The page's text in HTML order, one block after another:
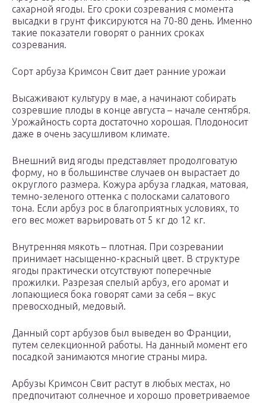
сахарной ягоды. Его сроки созревания с момента
высадки в грунт фиксируются на 70-80 день. Именно
такие показатели говорят о ранних сроках
созревания.
Сорт арбуза Кримсон Свит дает ранние урожаи
Высаживают культуру в мае, а начинают собирать
созревшие плоды в конце августа – начале сентября.
Урожайность сорта достаточно хорошая. Плодоносит
даже в очень засушливом климате.
Внешний вид ягоды представляет продолговатую
форму, но в большинстве случаев он вырастает до
округлого размера. Кожура арбуза гладкая, матовая,
темно-зеленого оттенка с полосками салатового
тона. Если арбуз рос в благоприятных условиях, то
его вес может варьировать от 5 кг до 12 кг.
Внутренняя мякоть – плотная. При созревании
принимает насыщенно-красный цвет. В структуре
ягоды практически отсутствуют поперечные
прожилки. Разрезая спелый арбуз, его аромат и
лопающиеся бока говорят сами за себя – вкус
превосходный, медовый.
Данный сорт арбузов был выведен во Франции,
путем селекционной работы. На данный момент его
посадкой занимаются многие страны мира.
Арбузы Кримсон Свит растут в любых местах, но
предпочитают солнечное и хорошо проветриваемое